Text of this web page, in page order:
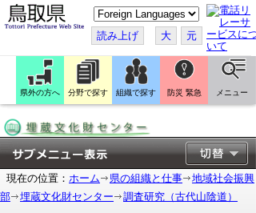
こ
の
ペ
ー
ジ
翻
訳
す
読み上げ 大 元
県外の方へ 分野で探す 組織で探す 防災 緊急 メニュー
現在の位置： ホーム 県の組織と仕事
地域社会振興
部
埋蔵文化財センター 調査研究（古代山陰道）